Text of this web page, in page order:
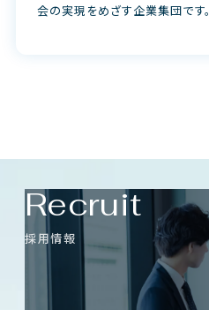
会の実現をめざす企業集団です。
Recruit
採用情報